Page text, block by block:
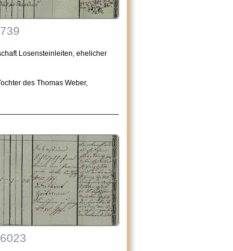
Losensteinleiten, ehelicher
des Thomas Weber,